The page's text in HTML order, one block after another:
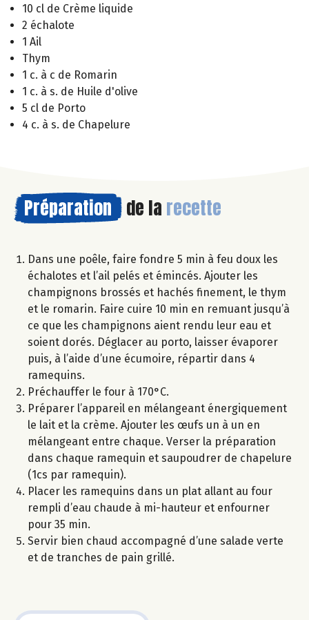
10 cl de Crème liquide
2 échalote
1 Ail
Thym
1 c. à c de Romarin
1 c. à s. de Huile d'olive
5 cl de Porto
4 c. à s. de Chapelure
Préparation de la recette
Dans une poêle, faire fondre 5 min à feu doux les
échalotes et l’ail pelés et émincés. Ajouter les
champignons brossés et hachés finement, le thym
et le romarin. Faire cuire 10 min en remuant jusqu’à
ce que les champignons aient rendu leur eau et
soient dorés. Déglacer au porto, laisser évaporer
puis, à l’aide d’une écumoire, répartir dans 4
ramequins.
Préchauffer le four à 170°C.
Préparer l’appareil en mélangeant énergiquement
le lait et la crème. Ajouter les œufs un à un en
mélangeant entre chaque. Verser la préparation
dans chaque ramequin et saupoudrer de chapelure
(1cs par ramequin).
Placer les ramequins dans un plat allant au four
rempli d’eau chaude à mi-hauteur et enfourner
pour 35 min.
Servir bien chaud accompagné d’une salade verte
et de tranches de pain grillé.